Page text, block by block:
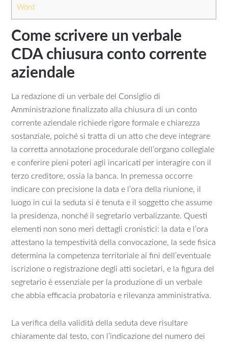
Word
Come scrivere un verbale
CDA chiusura conto corrente
aziendale
La redazione di un verbale del Consiglio di
Amministrazione finalizzato alla chiusura di un conto
corrente aziendale richiede rigore formale e chiarezza
sostanziale, poiché si tratta di un atto che deve integrare
la corretta annotazione procedurale dell’organo collegiale
e conferire pieni poteri agli incaricati per interagire con il
terzo creditore, ossia la banca. In premessa occorre
indicare con precisione la data e l’ora della riunione, il
luogo in cui la seduta si è tenuta e il soggetto che assume
la presidenza, nonché il segretario verbalizzante. Questi
elementi non sono meri dettagli cronistici: la data e l’ora
attestano la tempestività della convocazione, la sede fisica
determina la competenza territoriale ai fini dell’eventuale
iscrizione o registrazione degli atti societari, e la figura del
segretario è essenziale per la produzione di un verbale
che abbia efficacia probatoria e rilevanza amministrativa.
La verifica della validità della seduta deve risultare
chiaramente dal testo, con l’indicazione del numero dei